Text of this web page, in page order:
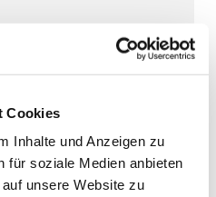
Cookies
Inhalte und Anzeigen zu
für soziale Medien anbieten
unsere Website zu
. Dazu hören wir das
wirstundengebet.de